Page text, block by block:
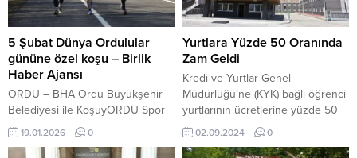
olduğunu belirten Vali
Çuhadar,”Türk basınında
sansürün kaldırılışının 114. yıl
dönümünde basın meslek
ilkelerinden taviz vermeksizin
halkı doğru bilgilendirmek için
gece gündüz...
havalimanı proje çalışmaları
devam ediyor.” ifadelerini kullandı.
Diğer havalimanları ile ilgili de
konuşan Erdoğan’ın açıklamaları
şu şekilde; “Kimi çevrelerin...
5 Şubat Dünya Ordulular
gününe özel koşu – Birlik
Haber Ajansı
ORDU – BHA Ordu Büyükşehir
Belediyesi ile KoşuyORDU Spor
Kulübü iş birliğinde düzenlenen
etkinlik öncesi son hazırlıklar
19.01.2026 0
Yurtlara Yüzde 50 Oranında
Zam Geldi
Kredi ve Yurtlar Genel
Müdürlüğü’ne (KYK) bağlı öğrenci
yurtlarının ücretlerine yüzde 50
oranında zam yapıldı. 2 Eylül
2024, 06:58 yayınlandı BHA Yeni
02.09.2024 0